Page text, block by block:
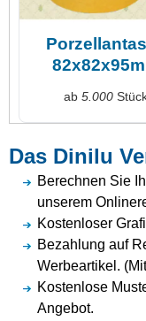
ab 5.000
Das Dinilu
Berechnen Sie
unserem
Kostenloser
Bezahlung auf
Werbeartikel.
Kostenlose
Angebot.